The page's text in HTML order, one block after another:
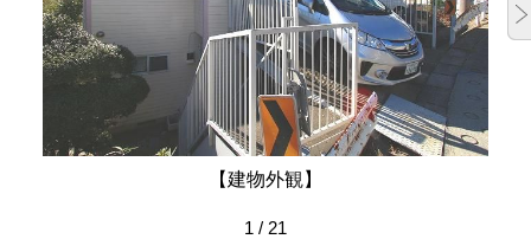
【建物外観】
1 / 21